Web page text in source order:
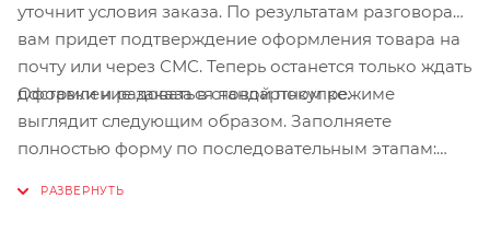
уточнит условия заказа. По результатам разговора
вам придет подтверждение оформления товара на
почту или через СМС. Теперь останется только ждать
доставки и радоваться новой покупке.
Оформление заказа в стандартном режиме
выглядит следующим образом. Заполняете
полностью форму по последовательным этапам: